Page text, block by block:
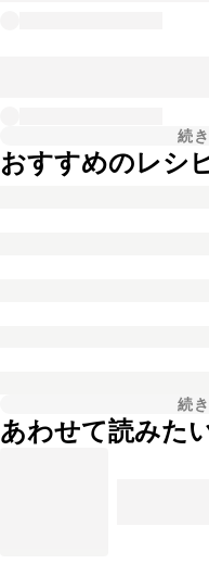
続
おすすめのレシ
続
あわせて読みた